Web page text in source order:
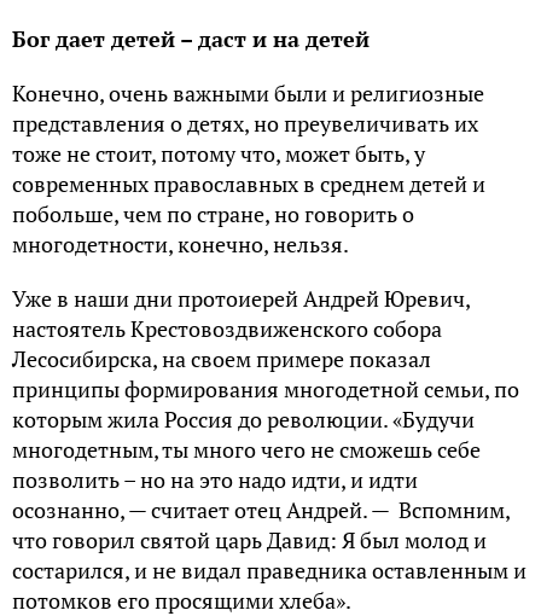
Бог дает детей – даст и на детей
Конечно, очень важными были и религиозные
представления о детях, но преувеличивать их
тоже не стоит, потому что, может быть, у
современных православных в среднем детей и
побольше, чем по стране, но говорить о
многодетности, конечно, нельзя.
Уже в наши дни протоиерей Андрей Юревич,
настоятель Крестовоздвиженского собора
Лесосибирска, на своем примере показал
принципы формирования многодетной семьи, по
которым жила Россия до революции. «Будучи
многодетным, ты много чего не сможешь себе
позволить – но на это надо идти, и идти
осознанно, — считает отец Андрей. — Вспомним,
что говорил святой царь Давид: Я был молод и
состарился, и не видал праведника оставленным и
потомков его просящими хлеба».